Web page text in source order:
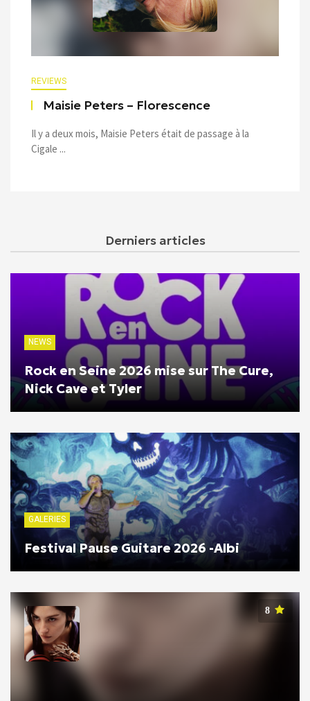
REVIEWS
Maisie Peters – Florescence
Il y a deux mois, Maisie Peters était de passage à la
Cigale ...
Derniers articles
NEWS
Rock en Seine 2026 mise sur The Cure,
Nick Cave et Tyler
GALERIES
Festival Pause Guitare 2026 -Albi
8